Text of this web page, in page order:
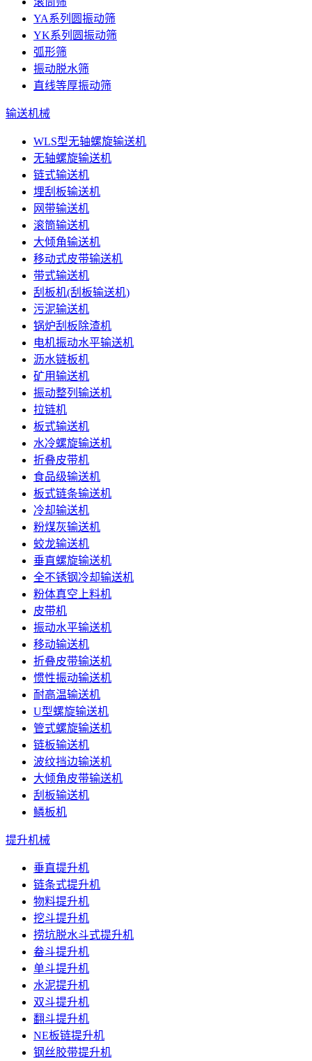
YA系列圆振动筛
YK系列圆振动筛
弧形筛
振动脱水筛
直线等厚振动筛
输送机械
WLS型无轴螺旋输送机
无轴螺旋输送机
链式输送机
埋刮板输送机
网带输送机
滚筒输送机
大倾角输送机
移动式皮带输送机
带式输送机
刮板机(刮板输送机)
污泥输送机
锅炉刮板除渣机
电机振动水平输送机
沥水链板机
矿用输送机
振动整列输送机
拉链机
板式输送机
水冷螺旋输送机
折叠皮带机
食品级输送机
板式链条输送机
冷却输送机
粉煤灰输送机
蛟龙输送机
垂直螺旋输送机
全不锈钢冷却输送机
粉体真空上料机
皮带机
振动水平输送机
移动输送机
折叠皮带输送机
惯性振动输送机
耐高温输送机
U型螺旋输送机
管式螺旋输送机
链板输送机
波纹挡边输送机
大倾角皮带输送机
刮板输送机
鳞板机
提升机械
垂直提升机
链条式提升机
物料提升机
挖斗提升机
捞坑脱水斗式提升机
畚斗提升机
单斗提升机
水泥提升机
双斗提升机
翻斗提升机
NE板链提升机
钢丝胶带提升机